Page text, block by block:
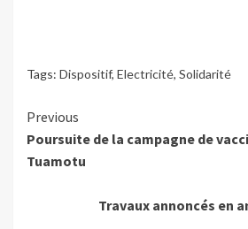
Tags: Dispositif, Electricité, Solidarité
Continue
Reading
Previous
Poursuite de la campagne de
Tuamotu
Travaux annoncés en